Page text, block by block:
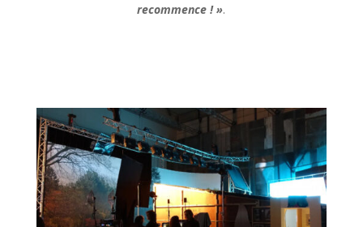
recommence ! ».